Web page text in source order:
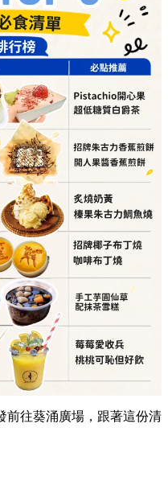
前往葵涌廣場，跟著這份清